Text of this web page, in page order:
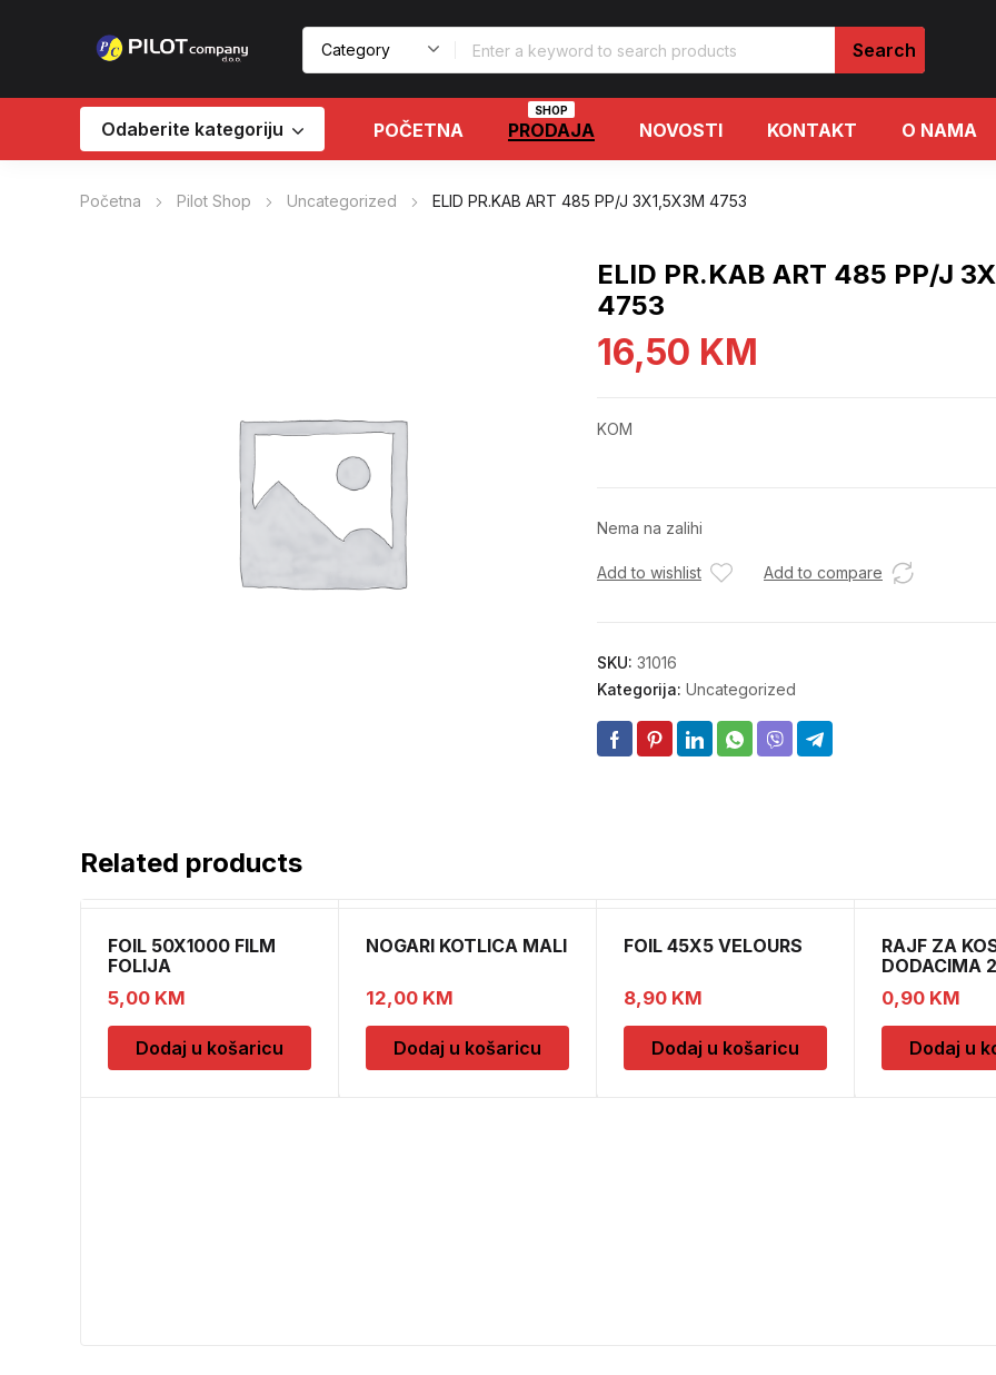
Odaberite kategoriju POČETNA PRODAJA
SHOP
NOVOSTI KONTAKT O NAMA
Početna Pilot Shop Uncategorized ELID PR.KAB ART 485 PP/J 3X1,5X3M 4753
ELID PR.KAB ART 485 PP/J
4753
16,50 KM
KOM
Nema na zalihi
Add to wishlist Add to compare
SKU: 31016
Kategorija: Uncategorized
Related products
FOIL 50X1000 FILM
FOLIJA
5,00 KM
Dodaj u košaricu
NOGARI KOTLICA MALI
12,00 KM
Dodaj u košaricu
FOIL 45X5 VELOURS
8,90 KM
Dodaj u košaricu
RAJF ZA
DODACIMA
CH52451
0,90 KM
Dodaj u